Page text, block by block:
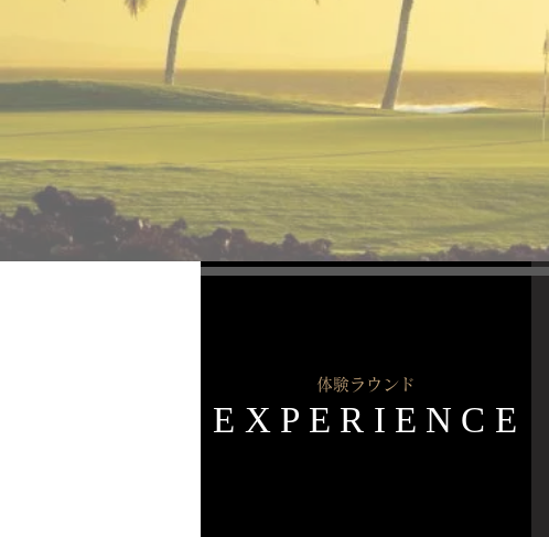
EXPERIENCE
​＆
LESSON
体験ラウンド
EXPERIENCE